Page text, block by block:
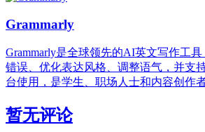
Grammarly
Grammarly是全球领先的AI英文写作工
错误、优化表达风格、调整语气，并支
台使用，是学生、职场人士和内容创作
暂无评论